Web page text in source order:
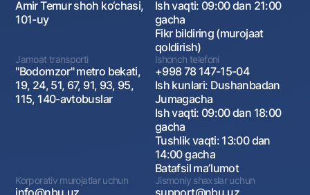
Amir Temur shoh ko‘chasi,
101-uy
Ish vaqti: 09:00 dan 21:00
gacha
Fikr bildiring (murojaat
qoldirish)
Jamoat transporti
"Bodomzor" metro bekati,
19, 24, 51, 67, 91, 93, 95,
115, 140-avtobuslar
Ishonch telefoni
+998 78 147-15-04
Ish kunlari: Dushanbadan
Jumagacha
Ish vaqti: 09:00 dan 18:00
gacha
Tushlik vaqti: 13:00 dan
14:00 gacha
Batafsil maʼlumot
Korporativ murojatlar uchun Jismoniy shaxslar uchun